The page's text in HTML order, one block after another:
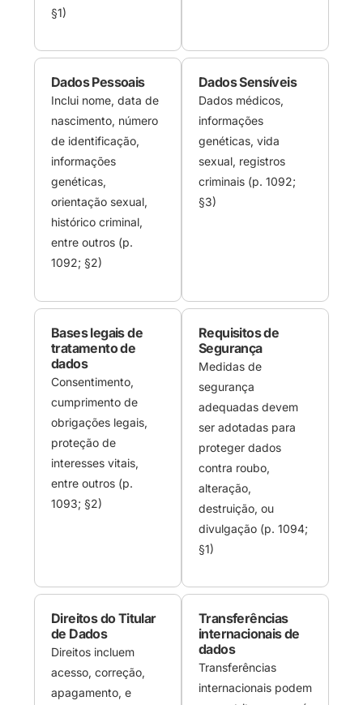
§1)
Dados Pessoais
Inclui nome, data de
nascimento, número
de identificação,
informações
genéticas,
orientação sexual,
histórico criminal,
entre outros (p.
1092; §2)
Dados Sensíveis
Dados médicos,
informações
genéticas, vida
sexual, registros
criminais (p. 1092;
§3)
Bases legais de
tratamento de
dados
Consentimento,
cumprimento de
obrigações legais,
proteção de
interesses vitais,
entre outros (p.
1093; §2)
Requisitos de
Segurança
Medidas de
segurança
adequadas devem
ser adotadas para
proteger dados
contra roubo,
alteração,
destruição, ou
divulgação (p. 1094;
§1)
Direitos do Titular
de Dados
Direitos incluem
acesso, correção,
apagamento, e
Transferências
internacionais de
dados
Transferências
internacionais podem